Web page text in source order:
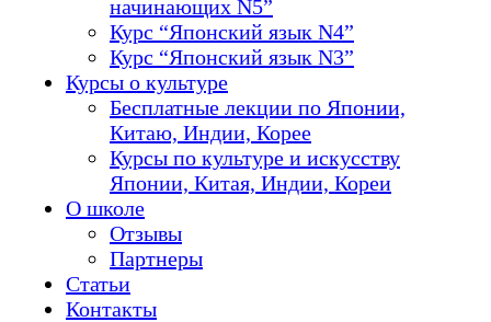
начинающих N5”
Курс “Японский язык N4”
Курс “Японский язык N3”
Курсы о культуре
Бесплатные лекции по Японии,
Китаю, Индии, Корее
Курсы по культуре и искусству
Японии, Китая, Индии, Кореи
О школе
Отзывы
Партнеры
Статьи
Контакты